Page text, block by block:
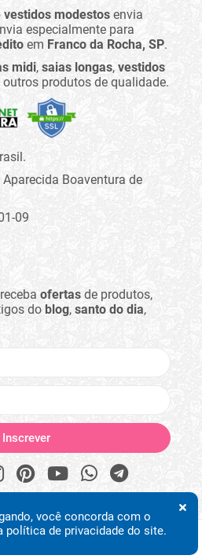
vestidos modestos envia
especialmente para
em Franco da Rocha, SP.
midi, saias longas, vestidos
outros produtos de qualidade.
Boaventura de
09
ofertas de produtos,
do blog, santo do dia,
você concorda com o
política de privacidade do site.